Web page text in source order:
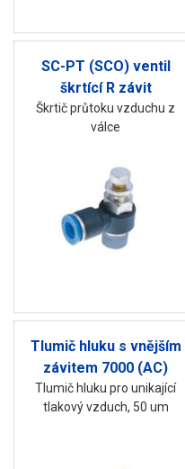
SC-PT (SCO) ventil
škrtící R závit
Škrtič průtoku vzduchu z
válce
Tlumič hluku s vnějším
závitem 7000 (AC)
Tlumič hluku pro unikající
tlakový vzduch, 50 um